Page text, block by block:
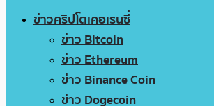
ข่าวคริปโตเคอเรนซี่
ข่าว Bitcoin
ข่าว Ethereum
ข่าว Binance Coin
ข่าว Dogecoin